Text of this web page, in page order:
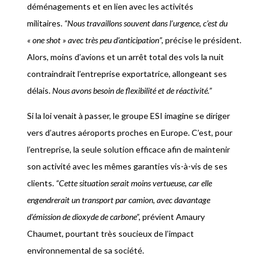
déménagements et en lien avec les activités
militaires. “Nous travaillons souvent dans l’urgence, c’est du
« one shot » avec très peu d’anticipation”, précise le président.
Alors, moins d’avions et un arrêt total des vols la nuit
contraindrait l’entreprise exportatrice, allongeant ses
délais.Nous avons besoin de flexibilité et de réactivité.”
Si la loi venait à passer, le groupe ESI imagine se diriger
vers d’autres aéroports proches en Europe. C’est, pour
l’entreprise, la seule solution efficace afin de maintenir
son activité avec les mêmes garanties vis-à-vis de ses
clients. “Cette situation serait moinsvertueuse, car elle
engendrerait un transport par camion, avec davantage
d’émission de dioxyde de carbone”, prévient Amaury
Chaumet, pourtant très soucieux de l’impact
environnemental de sa société.